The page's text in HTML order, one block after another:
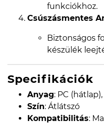
funkciókhoz.
Csúszásmentes
Biztonságos
készülék
Specifikációk
Anyag: PC
Szín: Átlátszó
Kompatibilitás: